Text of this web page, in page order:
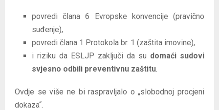
povredi člana 6 Evropske konvencije (pravično
suđenje),
povredi člana 1 Protokola br. 1 (zaštita imovine),
i riziku da ESLJP zaključi da su domaći sudovi
svjesno odbili preventivnu zaštitu
Ovdje se više ne bi raspravljalo o „slobodnoj procjeni
dokaza“.